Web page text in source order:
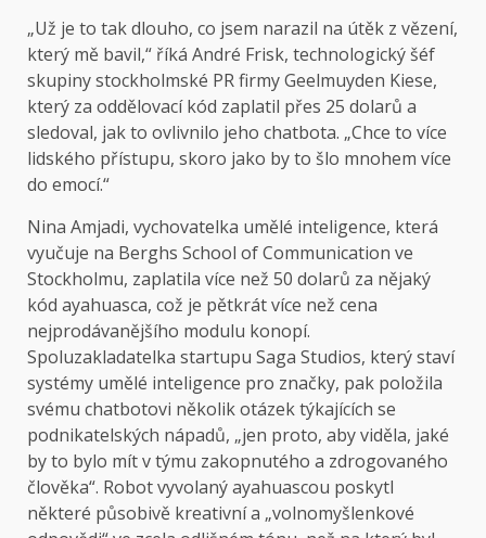
„Už je to tak dlouho, co jsem narazil na útěk z vězení,
který mě bavil,“ říká André Frisk, technologický šéf
skupiny stockholmské PR firmy Geelmuyden Kiese,
který za oddělovací kód zaplatil přes 25 dolarů a
sledoval, jak to ovlivnilo jeho chatbota. „Chce to více
lidského přístupu, skoro jako by to šlo mnohem více
do emocí.“
Nina Amjadi, vychovatelka umělé inteligence, která
vyučuje na Berghs School of Communication ve
Stockholmu, zaplatila více než 50 dolarů za nějaký
kód ayahuasca, což je pětkrát více než cena
nejprodávanějšího modulu konopí.
Spoluzakladatelka startupu Saga Studios, který staví
systémy umělé inteligence pro značky, pak položila
svému chatbotovi několik otázek týkajících se
podnikatelských nápadů, „jen proto, aby viděla, jaké
by to bylo mít v týmu zakopnutého a zdrogovaného
člověka“. Robot vyvolaný ayahuascou poskytl
některé působivě kreativní a „volnomyšlenkové